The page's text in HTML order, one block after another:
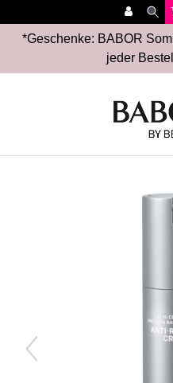
*Geschenke: BABOR
jeder